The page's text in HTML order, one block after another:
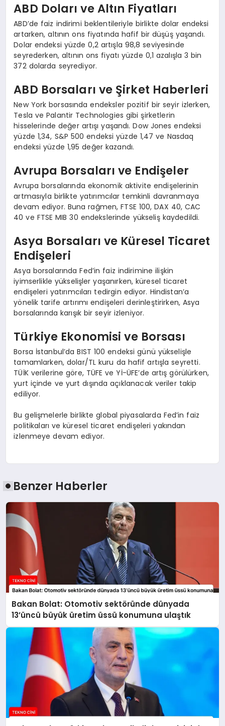
ABD Doları ve Altın Fiyatları
ABD’de faiz indirimi beklentileriyle birlikte dolar endeksi
artarken, altının ons fiyatında hafif bir düşüş yaşandı.
Dolar endeksi yüzde 0,2 artışla 98,8 seviyesinde
seyrederken, altının ons fiyatı yüzde 0,1 azalışla 3 bin
372 dolarda seyrediyor.
ABD Borsaları ve Şirket Haberleri
New York borsasında endeksler pozitif bir seyir izlerken,
Tesla ve Palantir Technologies gibi şirketlerin
hisselerinde değer artışı yaşandı. Dow Jones endeksi
yüzde 1,34, S&P 500 endeksi yüzde 1,47 ve Nasdaq
endeksi yüzde 1,95 değer kazandı.
Avrupa Borsaları ve Endişeler
Avrupa borsalarında ekonomik aktivite endişelerinin
artmasıyla birlikte yatırımcılar temkinli davranmaya
devam ediyor. Buna rağmen, FTSE 100, DAX 40, CAC
40 ve FTSE MIB 30 endekslerinde yükseliş kaydedildi.
Asya Borsaları ve Küresel Ticaret
Endişeleri
Asya borsalarında Fed’in faiz indirimine ilişkin
iyimserlikle yükselişler yaşanırken, küresel ticaret
endişeleri yatırımcıları tedirgin ediyor. Hindistan’a
yönelik tarife artırımı endişeleri derinleştirirken, Asya
borsalarında karışık bir seyir izleniyor.
Türkiye Ekonomisi ve Borsası
Borsa İstanbul’da BIST 100 endeksi günü yükselişle
tamamlarken, dolar/TL kuru da hafif artışla seyretti.
TÜİK verilerine göre, TÜFE ve Yİ-ÜFE’de artış görülürken,
yurt içinde ve yurt dışında açıklanacak veriler takip
ediliyor.
Bu gelişmelerle birlikte global piyasalarda Fed’in faiz
politikaları ve küresel ticaret endişeleri yakından
izlenmeye devam ediyor.
Benzer Haberler
Bakan Bolat: Otomotiv sektöründe dünyada
13’üncü büyük üretim üssü konumuna ulaştık